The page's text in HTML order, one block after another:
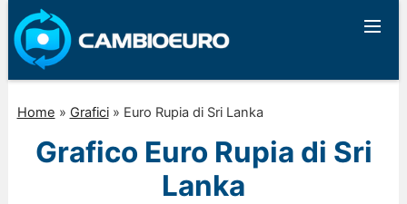
Home » Grafici» Euro Rupia di Sri Lanka
Grafico Euro Rupia di Sri
Lanka